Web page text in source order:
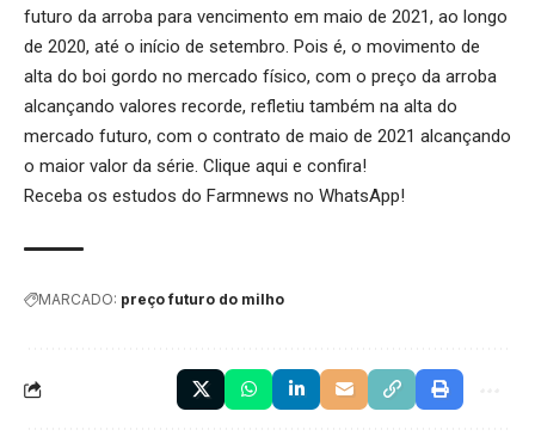
futuro da arroba para vencimento em maio de 2021, ao longo
de 2020, até o início de setembro. Pois é, o movimento de
alta do boi gordo no mercado físico, com o preço da arroba
alcançando valores recorde, refletiu também na alta do
mercado futuro, com o contrato de maio de 2021 alcançando
o maior valor da série. Clique aqui e confira!
Receba os estudos do Farmnews no WhatsApp!
MARCADO: preço futuro do milho